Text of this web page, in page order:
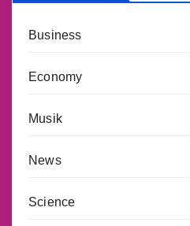
Business
Economy
Musik
News
Science